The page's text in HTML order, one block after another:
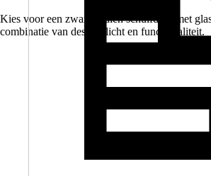
Kies voor een zwarte stalen schuifdeur met
combinatie van design, licht en functionaliteit.